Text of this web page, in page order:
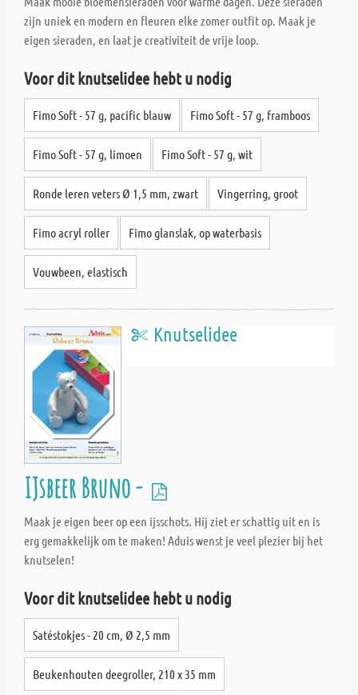
zijn uniek en modern en fleuren elke zomer outfit op. Maak je
eigen sieraden, en laat je creativiteit de vrije loop.
Voor dit knutselidee hebt u nodig
Fimo Soft - 57 g, pacific blauw Fimo Soft - 57 g, framboos
Fimo Soft - 57 g, limoen Fimo Soft - 57 g, wit
Ronde leren veters Ø 1,5 mm, zwart Vingerring, groot
Fimo acryl roller Fimo glanslak, op waterbasis
Vouwbeen, elastisch
Knutselidee
IJsbeer Bruno -
Maak je eigen beer op een ijsschots. Hij ziet er schattig uit en is
erg gemakkelijk om te maken! Aduis wenst je veel plezier bij het
knutselen!
Voor dit knutselidee hebt u nodig
Satéstokjes - 20 cm, Ø 2,5 mm
Beukenhouten deegroller, 210 x 35 mm